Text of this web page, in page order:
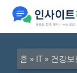
홈 » IT» 건강